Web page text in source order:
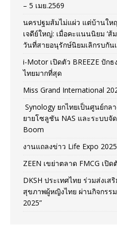
– 5 เมย.2569
นครปฐมส้มไม่แผ่ว แต่บ้านให
เจดีย์ใหญ่: เมื่อคะแนนนิยม ‘ส้
วันที่สายอนุรักษ์นิยมเลิกรบกัน
i-Motor เปิดตัว BREEZE ปัก
ไทยมากที่สุด
Miss Grand International
Synology ยกไทยเป็นศูนย์กล
ยายโซลูชัน NAS และระบบจั
Boom
งานแถลงข่าว Life Expo 2025
ZEEN เขย่าตลาด FMCG เปิ
DKSH ประเทศไทย ร่วมส่งเส
สุขภาพผู้หญิงไทย ผ่านกิจกรร
2025”